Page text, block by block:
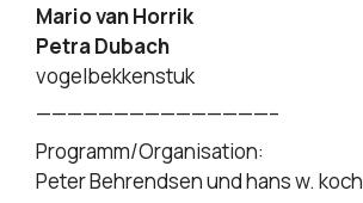
Mario van Horrik
Petra Dubach
vogelbekkenstuk
———————————————–
Programm/Organisation:
Peter Behrendsen und hans w. koch